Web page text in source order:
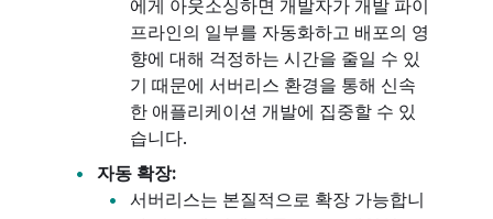
에게 아웃소싱하면 개발자가 개발 파이
프라인의 일부를 자동화하고 배포의 영
향에 대해 걱정하는 시간을 줄일 수 있
기 때문에 서버리스 환경을 통해 신속
한 애플리케이션 개발에 집중할 수 있
습니다.
자동 확장:
서버리스는 본질적으로 확장 가능합니